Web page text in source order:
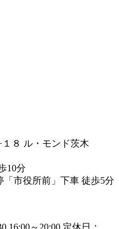
８ ル・モンド茨木
10分
市役所前」下車 徒歩5分